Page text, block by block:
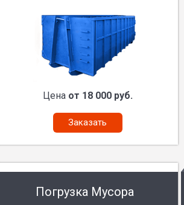
Цена от 18 000 руб.
Заказать
Погрузка Мусора